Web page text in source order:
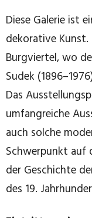
Diese Galerie ist
dekorative Kunst.
Burgviertel, wo
Sudek
Das
umfangreiche
auch solche
Schwerpunkt auf
der Geschichte
des 19.